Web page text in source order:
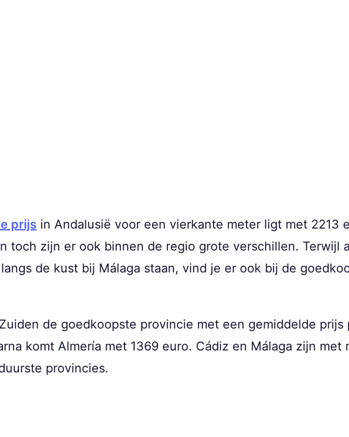
prijs in Andalusië voor een vierkante meter ligt met 2213
toch zijn er ook binnen de regio grote verschillen. Terwijl
de kust bij Málaga staan, vind je er ook bij de
de goedkoopste provincie met een gemiddelde prijs
komt Almería met 1369 euro. Cádiz en Málaga zijn
provincies.